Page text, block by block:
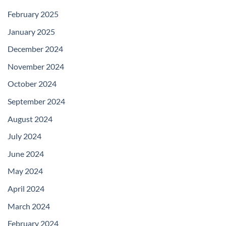
February 2025
January 2025
December 2024
November 2024
October 2024
September 2024
August 2024
July 2024
June 2024
May 2024
April 2024
March 2024
February 2024